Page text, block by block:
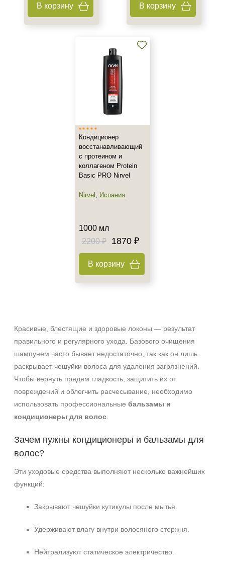
В корзину В корзину
Кондиционер
восстанавливающий
с протеином и
коллагеном Protein
Basic PRO Nirvel
Nirvel , Испания
1000 мл
2200 ₽
1870 ₽
В корзину
Красивые, блестящие и здоровые локоны — результат
правильного и регулярного ухода. Базового очищения
шампунем часто бывает недостаточно, так как он лишь
раскрывает чешуйки волоса для удаления загрязнений.
Чтобы вернуть прядям гладкость, защитить их от
повреждений и облегчить расчесывание, необходимо
использовать профессиональные бальзамы и
кондиционеры для волос
Зачем нужны кондиционеры и бальзамы для
волос?
Эти уходовые средства выполняют несколько важнейших
функций:
Закрывают чешуйки кутикулы после мытья.
Удерживают влагу внутри волосяного стержня.
Нейтрализуют статическое электричество.
+7 (495) 640-58-89
+7 (929) 933-09-89